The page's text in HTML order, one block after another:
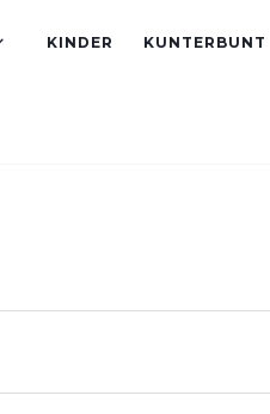
KINDER KUNTERBUNT